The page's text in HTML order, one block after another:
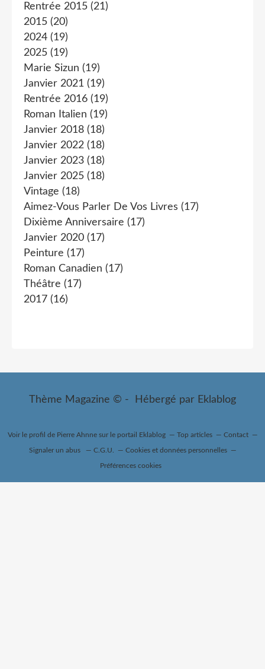
Rentrée 2015 (21)
2015 (20)
2024 (19)
2025 (19)
Marie Sizun (19)
Janvier 2021 (19)
Rentrée 2016 (19)
Roman Italien (19)
Janvier 2018 (18)
Janvier 2022 (18)
Janvier 2023 (18)
Janvier 2025 (18)
Vintage (18)
Aimez-Vous Parler De Vos Livres (17)
Dixième Anniversaire (17)
Janvier 2020 (17)
Peinture (17)
Roman Canadien (17)
Théâtre (17)
2017 (16)
Thème Magazine © - Hébergé par Eklablog
Voir le profil de Pierre Ahnnesur le portail Eklablog Top articles Contact
Signaler un abus C.G.U. Cookies et données personnelles
Préférences cookies